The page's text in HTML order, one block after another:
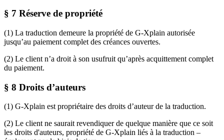
§ 7 Réserve de propriété
(1) La traduction demeure la propriété de G-Xplain autorisée
jusqu’au paiement complet des créances ouvertes.
(2) Le client n’a droit à son usufruit qu’après acquittement complet
du paiement.
§ 8 Droits d’auteurs
(1) G-Xplain est propriétaire des droits d’auteur de la traduction.
(2) Le client ne saurait revendiquer de quelque manière que ce soit
les droits d'auteurs, propriété de G-Xplain liés à la traduction –